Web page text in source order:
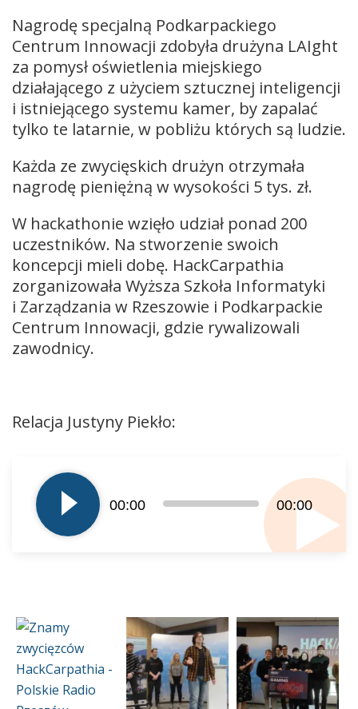
Nagrodę specjalną Podkarpackiego
Centrum Innowacji zdobyła drużyna LAIght
za pomysł oświetlenia miejskiego
działającego z użyciem sztucznej inteligencji
i istniejącego systemu kamer, by zapalać
tylko te latarnie, w pobliżu których są ludzie.
Każda ze zwycięskich drużyn otrzymała
nagrodę pieniężną w wysokości 5 tys. zł.
W hackathonie wzięło udział ponad 200
uczestników. Na stworzenie swoich
koncepcji mieli dobę. HackCarpathia
zorganizowała Wyższa Szkoła Informatyki
i Zarządzania w Rzeszowie i Podkarpackie
Centrum Innowacji, gdzie rywalizowali
zawodnicy.
Relacja Justyny Piekło:
plików
dźwiękowych
00:00 00:00